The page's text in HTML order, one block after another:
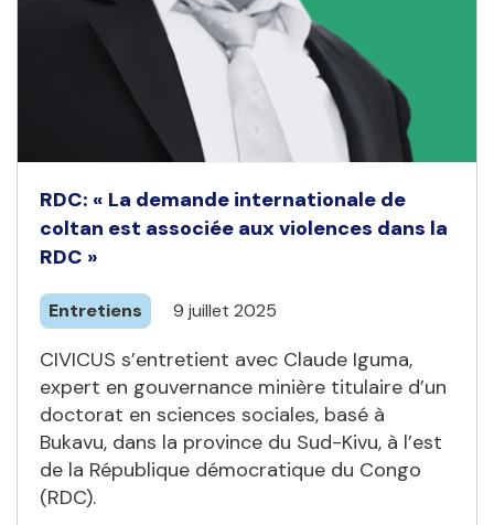
RDC: « La demande internationale de
coltan est associée aux violences dans la
RDC »
Entretiens 9 juillet 2025
CIVICUS s’entretient avec Claude Iguma,
expert en gouvernance minière titulaire d’un
doctorat en sciences sociales, basé à
Bukavu, dans la province du Sud-Kivu, à l’est
de la République démocratique du Congo
(RDC).